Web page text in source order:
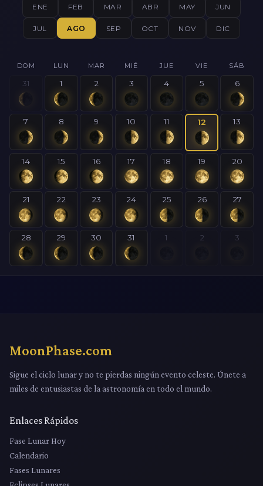
ENE FEB MAR ABR MAY JUN
JUL AGO SEP OCT NOV DIC
DOM LUN MAR MIÉ JUE VIE SÁB
31 1 2 3 4 5 6
7 8 9 10 11 12 13
14 15 16 17 18 19 20
21 22 23 24 25 26 27
28 29 30 31 1 2 3
MoonPhase.com
Sigue el ciclo lunar y no te pierdas ningún evento celeste. Únete a
miles de entusiastas de la astronomía en todo el mundo.
Enlaces Rápidos
Fase Lunar Hoy
Calendario
Fases Lunares